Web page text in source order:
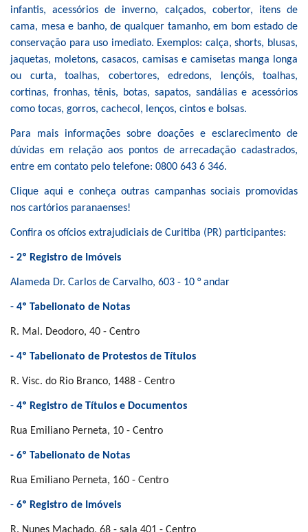
infantis, acessórios de inverno, calçados, cobertor, itens de
cama, mesa e banho, de qualquer tamanho, em bom estado de
conservação para uso imediato. Exemplos: calça, shorts, blusas,
jaquetas, moletons, casacos, camisas e camisetas manga longa
ou curta, toalhas, cobertores, edredons, lençóis, toalhas,
cortinas, fronhas, tênis, botas, sapatos, sandálias e acessórios
como tocas, gorros, cachecol, lenços, cintos e bolsas.
Para mais informações sobre doações e esclarecimento de
dúvidas em relação aos pontos de arrecadação cadastrados,
entre em contato pelo telefone: 0800 643 6 346.
Clique aqui e conheça outras campanhas sociais promovidas
nos cartórios paranaenses!
Confira os ofícios extrajudiciais de Curitiba (PR) participantes:
- 2º Registro de Imóveis
Alameda Dr. Carlos de Carvalho, 603 - 10 ° andar
- 4º Tabelionato de Notas
R. Mal. Deodoro, 40 - Centro
- 4º Tabelionato de Protestos de Títulos
R. Visc. do Rio Branco, 1488 - Centro
- 4º Registro de Títulos e Documentos
Rua Emiliano Perneta, 10 - Centro
- 6º Tabelionato de Notas
Rua Emiliano Perneta, 160 - Centro
- 6º Registro de Imóveis
R. Nunes Machado, 68 - sala 401 - Centro